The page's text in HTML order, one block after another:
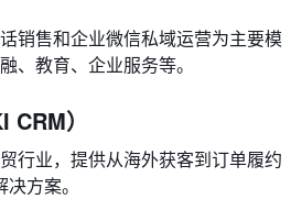
销售和企业微信私域运营为主要模
、教育、企业服务等。
）
行业，提供从海外获客到订单履约
方案。